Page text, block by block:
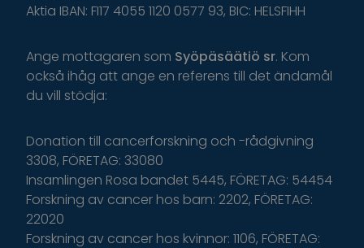
Aktia IBAN: FI17 4055 1120 0577 93, BIC: HELSFIHH
Ange mottagaren som Syöpäsäätiö sr. Kom
också ihåg att ange en referens till det ändamål
du vill stödja:
Donation till cancerforskning och -rådgivning
3308, FÖRETAG: 33080
Insamlingen Rosa bandet 5445, FÖRETAG: 54454
Forskning av cancer hos barn: 2202, FÖRETAG:
22020
Forskning av cancer hos kvinnor: 1106, FÖRETAG: